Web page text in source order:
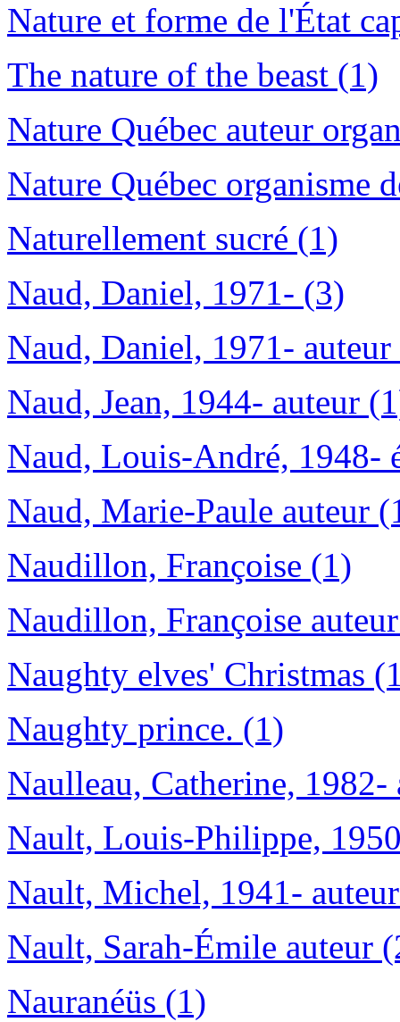
Nature et forme de l'État
The nature of the beast (1)
Nature Québec auteur
Nature Québec organisme
Naturellement sucré (1)
Naud, Daniel, 1971- (3)
Naud, Daniel, 1971-
Naud, Jean, 1944- auteur
Naud, Louis-André, 1948-
Naud, Marie-Paule auteur
Naudillon, Françoise (1)
Naudillon, Françoise
Naughty elves' Christmas
Naughty prince. (1)
Naulleau, Catherine, 1982-
Nault, Louis-Philippe,
Nault, Michel, 1941-
Nault, Sarah-Émile auteur
Nauranéüs (1)